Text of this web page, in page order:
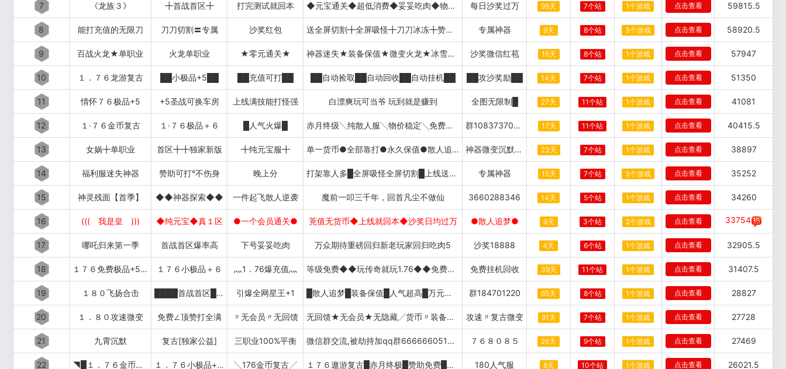
7 《龙族３》 ╋首战首区╋ 打完测试就回本 ◆元宝通关◆超低消费◆妥妥吃肉◆物价稳定◆ 每日沙奖过万 98天 7个站 1个游戏 点击查看 59815.5
8 能打充值的无限刀 刀刀切割〓专属 沙奖红包 送全屏切割╋全屏吸怪╋刀刀冰冻╋赞助直接领 专属神器 9天 8个站 3个游戏 点击查看 58920.5
9 百战火龙★单职业 火龙单职业 ★零元通关★ 神器迷失★装备保值★微变火龙★冰雪火龙 沙奖微信红苞 16天 8个站 1个游戏 点击查看 57947
10 １．７６龙游复古 ██小极品+5██ ██充值可打██ ██自动捡取██自动回收██自动挂机██ ██攻沙奖励██ 14天 7个站 1个游戏 点击查看 51350
11 情怀７６极品+5 +5圣战可换车房 上线满技能打怪强 白漂爽玩可当爷 玩到就是赚到 全图无限制█ 27天 11个站 1个游戏 点击查看 41081
12 １·７６金币复古 １·７６极品＋６ █人气火爆█ 赤月终级╲纯散人服╲物价稳定╲免费挂机 群1083737056 17天 11个站 1个游戏 点击查看 40415.5
13 女娲╋单职业 首区╋╋独家新版 ╋纯元宝服╋ 单一货币●全部靠打●永久保值●散人追梦 神器微变沉默火龙 23天 7个站 1个游戏 点击查看 38897
14 福利服迷失神器 赞助可打°不伤身 晚上分 打架靠人多█全屏吸怪全屏切割█上线送赞助 专属神器 15天 7个站 3个游戏 点击查看 35252
15 神灵残面【首季】 ◆◆神器探索◆◆ 一件起飞散人逆袭 魔前一叩三千年，回首凡尘不做仙 3660288346 14天 5个站 1个游戏 点击查看 34260
16 ((( 我是皇 ))) ◆纯元宝◆真１区 ●一个会员通关● 茺值无货币◆上线就回本◆沙奖日均过万 ●散人追梦● 9天 3个站 2个游戏 点击查看 33754
17 哪吒归来第一季 首战首区爆率高 下号妥妥吃肉 万众期待重磅回归新老玩家回归吃肉5 沙奖18888 4天 6个站 1个游戏 点击查看 32905.5
18 １７６免费极品+5〓道招猛虎〓 １７６小极品＋６ 灬1．76爆充值灬 等级免费◆◆玩传奇就玩1.76◆◆免费挂机 免费挂机回收 39天 11个站 1个游戏 点击查看 31407.5
19 １８０飞扬合击 ████首战首区████ 引爆全网星王+1 █散人追梦█装备保值█人气超高█万元沙奖 群184701220 65天 8个站 1个游戏 点击查看 28827
20 １．８０攻速微变 免费∠顶赞打全满 〃无会员〃无回馈 无回馈★无会员★无隐藏╱货币〃装备保值 攻速〃复古微变 91天 7个站 1个游戏 点击查看 27728
21 九霄沉默 复古[独家公益] 三职业100%平衡 微信群交流,被劫持加qq群666666051下载 ７６８０８５ 26天 9个站 1个游戏 点击查看 27469
22 ◥█１．７６金币复古 １．７６小极品+５██◤ ╲176金币复古╱ １７６遨游复古█赤月终极█赞助免费█特色技能█送自动捡物挂机 180人气服 8天 10个站 1个游戏 点击查看 26021.5